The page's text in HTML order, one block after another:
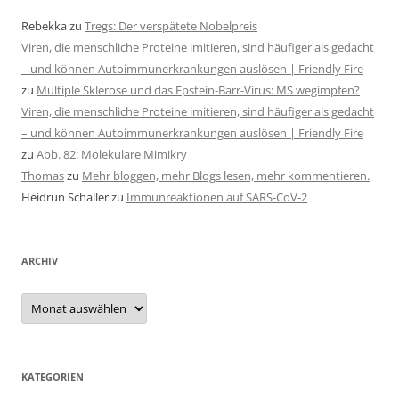
Rebekkazu Tregs: Der verspätete Nobelpreis
Viren, die menschliche Proteine imitieren, sind häufiger als gedacht
– und können Autoimmunerkrankungen auslösen | Friendly Fire
zu Multiple Sklerose und das Epstein-Barr-Virus: MS wegimpfen?
Viren, die menschliche Proteine imitieren, sind häufiger als gedacht
– und können Autoimmunerkrankungen auslösen | Friendly Fire
zu Abb. 82: Molekulare Mimikry
Thomaszu Mehr bloggen, mehr Blogs lesen, mehr kommentieren.
Heidrun Schallerzu Immunreaktionen auf SARS-CoV-2
ARCHIV
Archiv
KATEGORIEN